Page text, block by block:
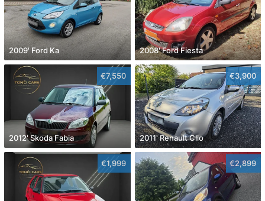
2009' Ford Ka 2008' Ford Fiesta
€7,550
2012' Skoda Fabia
€3,900
2011' Renault Clio
€1,999 €2,899